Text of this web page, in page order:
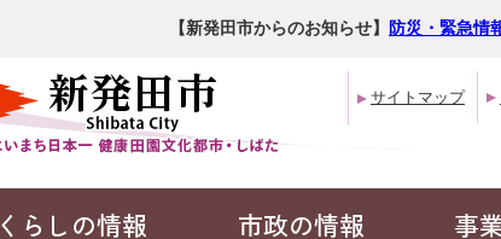
【新発田市からのお知らせ】 防災・緊急情
サイトマップ
くらしの情報 市政の情報 事